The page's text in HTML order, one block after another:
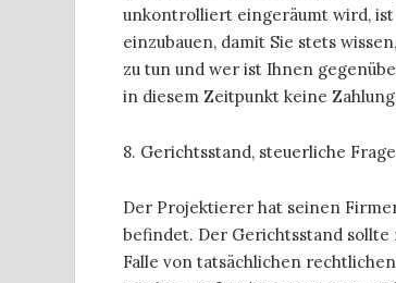
unkontrolliert eingeräumt wird,
einzubauen, damit Sie stets
zu tun und wer ist Ihnen
in diesem Zeitpunkt keine
8. Gerichtsstand, steuerliche
Der Projektierer hat seinen
befindet. Der Gerichtsstand
Falle von tatsächlichen